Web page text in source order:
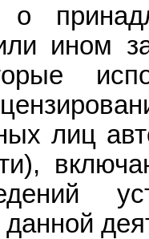
ином
лиц